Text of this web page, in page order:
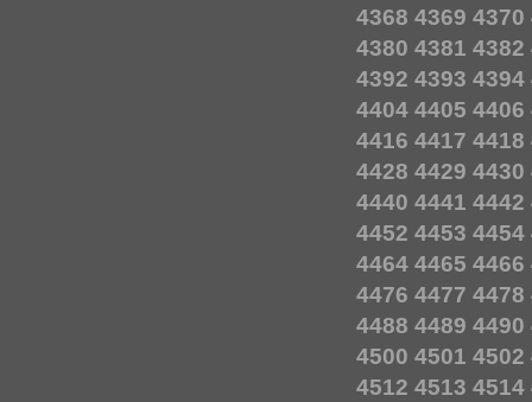
4368 4369 4370
4380 4381 4382
4392 4393 4394
4404 4405 4406
4416 4417 4418
4428 4429 4430
4440 4441 4442
4452 4453 4454
4464 4465 4466
4476 4477 4478
4488 4489 4490
4500 4501 4502
4512 4513 4514